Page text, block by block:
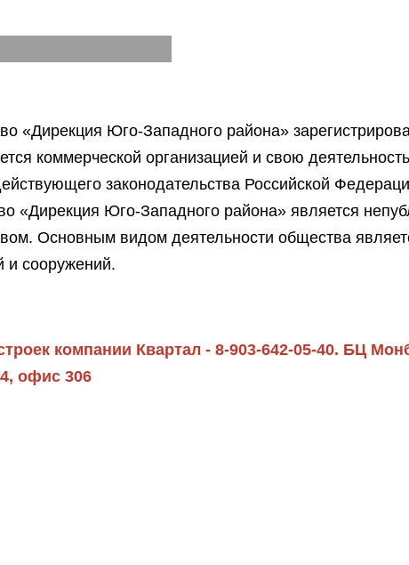
«Дирекция Юго-Западного района»
коммерческой организацией и свою
законодательства Российской
«Дирекция Юго-Западного района» является
Основным видом деятельности общества
и сооружений.
компании Квартал - 8-903-642-05-40. БЦ
офис 306